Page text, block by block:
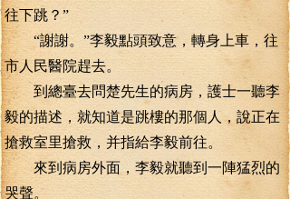
往下跳？”
“謝謝。”李毅點頭致意，轉身上車，往
市人民醫院趕去。
到總臺去問楚先生的病房，護士一聽李
毅的描述，就知道是跳樓的那個人，說正在
搶救室里搶救，并指給李毅前往。
來到病房外面，李毅就聽到一陣猛烈的
哭聲。